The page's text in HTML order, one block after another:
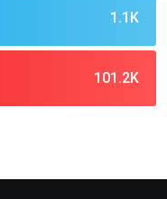
1.1K
101.2K